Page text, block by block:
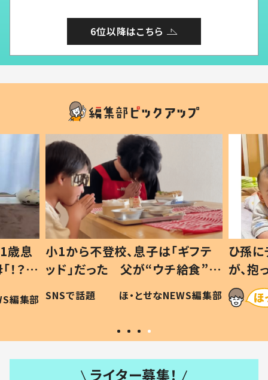
6位以降はこちら
歳息
？」
編集部
小1から不登校、息子は「ギフテ
ッド」だった 父が“ウチ給食”を
作り続ける理由とは #令和の親
#令和の子
SNSで話題 ほ・とせなNEWS編集部
ひ孫
が、
「涙が
い」
ライター募集！